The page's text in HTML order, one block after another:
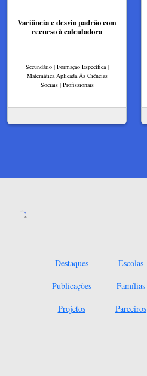
Variância e desvio padrão com
recurso à calculadora
Secundário | Formação Específica |
Matemática Aplicada Às Ciências
Sociais | Profissionais
Destaques
Publicações
Projetos
Escolas
Famílias
Parceiros